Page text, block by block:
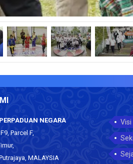
NEGARA
Parcel F,
MALAYSIA
Visi